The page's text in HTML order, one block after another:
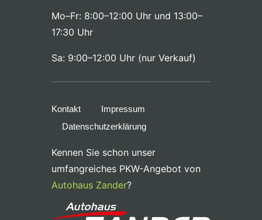
Mo–Fr: 8:00–12:00 Uhr und 13:00–
17:30 Uhr
Sa: 9:00–12:00 Uhr (nur Verkauf)
Kontakt
Impressum
Datenschutzerklärung
Kennen Sie schon unser
umfangreiches PKW-Angebot von
Autohaus Zander?